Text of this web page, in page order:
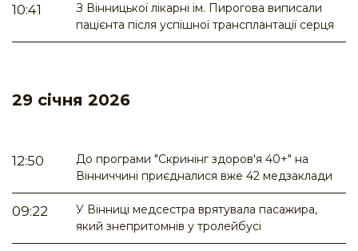
10:41
З Вінницької лікарні ім. Пирогова виписали
пацієнта після успішної трансплантації серця
29 січня 2026
12:50
До програми "Скринінг здоров'я 40+" на
Вінниччині приєдналися вже 42 медзаклади
09:22
У Вінниці медсестра врятувала пасажира,
який знепритомнів у тролейбусі